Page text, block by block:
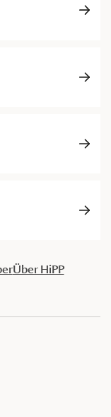
Über HiPP